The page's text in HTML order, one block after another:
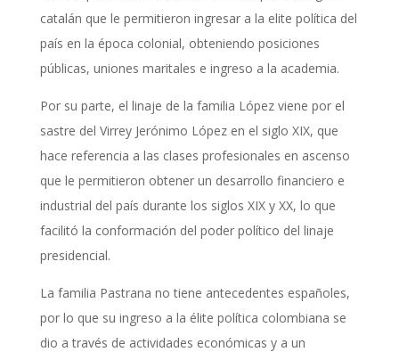
catalán que le permitieron ingresar a la elite política del
país en la época colonial, obteniendo posiciones
públicas, uniones maritales e ingreso a la academia.
Por su parte, el linaje de la familia López viene por el
sastre del Virrey Jerónimo López en el siglo XIX, que
hace referencia a las clases profesionales en ascenso
que le permitieron obtener un desarrollo financiero e
industrial del país durante los siglos XIX y XX, lo que
facilitó la conformación del poder político del linaje
presidencial.
La familia Pastrana no tiene antecedentes españoles,
por lo que su ingreso a la élite política colombiana se
dio a través de actividades económicas y a un